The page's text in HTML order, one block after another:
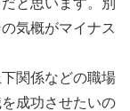
と思います。別
気概がマイナス
関係などの職場
成功させたいの